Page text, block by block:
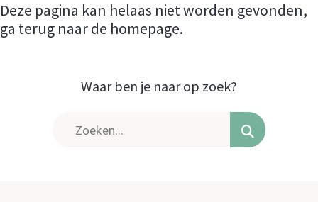
Deze pagina kan helaas niet worden gevonden,
ga terug naar de homepage.
Waar ben je naar op zoek?